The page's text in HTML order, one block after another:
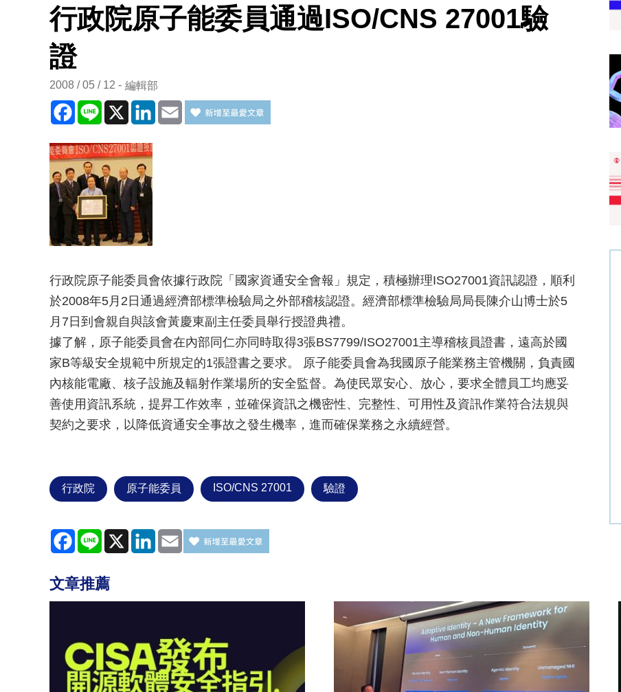
行政院原子能委員通過ISO/CNS 27001驗
證
2008 / 05 / 12 編輯部
Facebook
Line X LinkedInEmail
行政院原子能委員會依據行政院「國家資通安全會報」規定，積極辦理ISO27001資訊認證，順利
於2008年5月2日通過經濟部標準檢驗局之外部稽核認證。經濟部標準檢驗局局長陳介山博士於5
月7日到會親自與該會黃慶東副主任委員舉行授證典禮。
據了解，原子能委員會在內部同仁亦同時取得3張BS7799/ISO27001主導稽核員證書，遠高於國
家B等級安全規範中所規定的1張證書之要求。 原子能委員會為我國原子能業務主管機關，負責國
內核能電廠、核子設施及輻射作業場所的安全監督。為使民眾安心、放心，要求全體員工均應妥
善使用資訊系統，提昇工作效率，並確保資訊之機密性、完整性、可用性及資訊作業符合法規與
契約之要求，以降低資通安全事故之發生機率，進而確保業務之永續經營。
行政院 原子能委員 ISO/CNS 27001 驗證
Facebook
Line X LinkedInEmail
文章推薦